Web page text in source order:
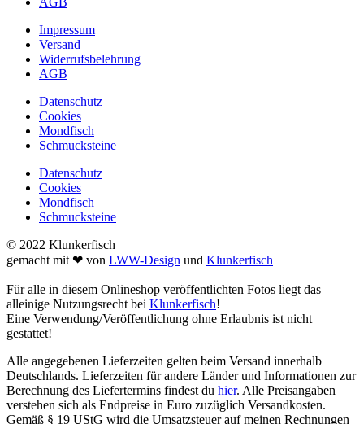
Impressum
Versand
Widerrufsbelehrung
AGB
Datenschutz
Cookies
Mondfisch
Schmucksteine
Datenschutz
Cookies
Mondfisch
Schmucksteine
© 2022 Klunkerfisch
gemacht mit ❤ von LWW-Design und Klunkerfisch
Für alle in diesem Onlineshop veröffentlichten Fotos liegt das
alleinige Nutzungsrecht bei Klunkerfisch!
Eine Verwendung/Veröffentlichung ohne Erlaubnis ist nicht
gestattet!
Alle angegebenen Lieferzeiten gelten beim Versand innerhalb
Deutschlands. Lieferzeiten für andere Länder und Informationen zur
Berechnung des Liefertermins findest du hier. Alle Preisangaben
verstehen sich als Endpreise in Euro zuzüglich Versandkosten.
Gemäß § 19 UStG wird die Umsatzsteuer auf meinen Rechnungen